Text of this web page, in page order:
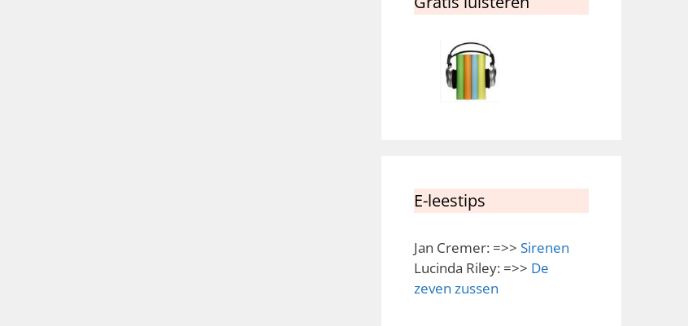
E-leestips
Jan Cremer: =>> Sirenen
Lucinda Riley: =>> De
zeven zussen